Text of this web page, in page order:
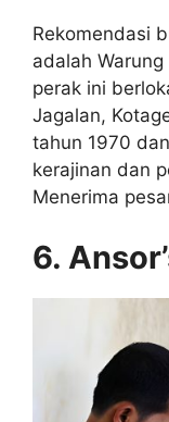
Rekomendasi
adalah
perak ini
Jagalan,
tahun 1970
kerajinan dan
Menerima
6.